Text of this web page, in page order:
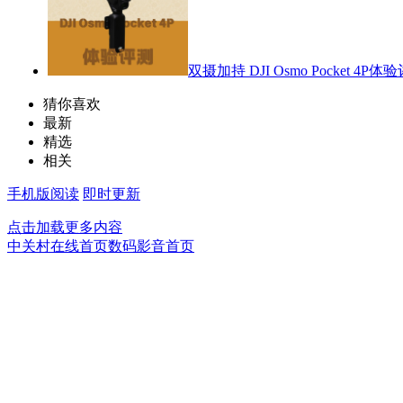
双摄加持 DJI Osmo Pocket 4P体验
猜你喜欢
最新
精选
相关
手机版阅读 即时更新
点击加载更多内容
中关村在线首页数码影音首页